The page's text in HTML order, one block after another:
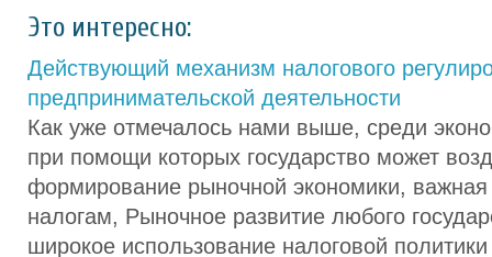
Это интересно:
Действующий механизм налогового
предпринимательской деятельности
Как уже отмечалось нами выше, среди
при помощи которых государство может
формирование рыночной экономики, важная
налогам, Рыночное развитие любого
широкое использование налоговой политики